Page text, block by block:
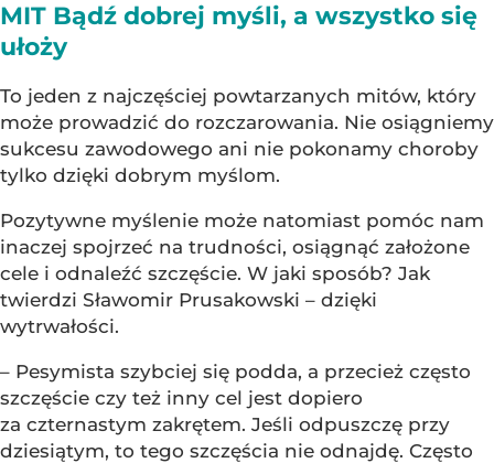
MIT Bądź dobrej myśli, a wszystko się
ułoży
To jeden z najczęściej powtarzanych mitów, który
może prowadzić do rozczarowania. Nie osiągniemy
sukcesu zawodowego ani nie pokonamy choroby
tylko dzięki dobrym myślom.
Pozytywne myślenie może natomiast pomóc nam
inaczej spojrzeć na trudności, osiągnąć założone
cele i odnaleźć szczęście. W jaki sposób? Jak
twierdzi Sławomir Prusakowski – dzięki
wytrwałości.
– Pesymista szybciej się podda, a przecież często
szczęście czy też inny cel jest dopiero
za czternastym zakrętem. Jeśli odpuszczę przy
dziesiątym, to tego szczęścia nie odnajdę. Często